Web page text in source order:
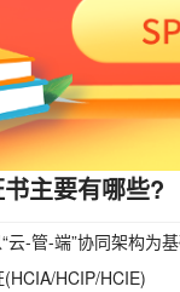
主要有哪些?
云-管-端”协同架构为
HCIP/HCIE)